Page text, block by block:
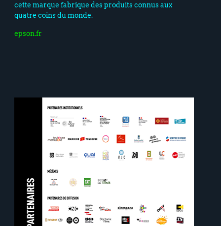
cette marque fabrique des produits connus aux
quatre coins du monde.
epson.fr